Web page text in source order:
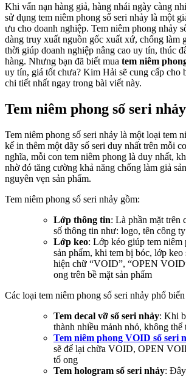
Khi vấn nạn hàng giả, hàng nhái ngày càng
sử dụng tem niêm phong số seri nhảy là một
ưu cho doanh nghiệp. Tem niêm phong nhảy
dàng truy xuất nguồn gốc xuất xứ, chống làm
thời giúp doanh nghiệp nâng cao uy tín, thúc
hàng. Nhưng bạn đã biết mua tem niêm
uy tín, giá tốt chưa? Kim Hải sẽ cung cấp cho
chi tiết nhất ngay trong bài viết này.
Tem niêm phong số seri
Tem niêm phong số seri nhảy là một loại tem
kế in thêm một dãy số seri duy nhất trên mỗi
nghĩa, mỗi con tem niêm phong là duy nhất,
nhờ đó tăng cường khả năng chống làm giả
nguyên vẹn sản phẩm.
Tem niêm phong số seri nhảy gồm:
Lớp thông tin: Là phần mặt trên
số thông tin như: logo, tên công
Lớp keo: Lớp kéo giúp tem niêm
sản phẩm, khi tem bị bóc, lớp keo
hiện chữ “VOID”, “OPEN
ong trên bề mặt sản phẩm
Các loại tem niêm phong số seri nhảy phổ
Tem decal vỡ số seri nhảy: Khi
thành nhiều mảnh nhỏ, không thể
Tem niêm phong VOID số seri
sẽ để lại chữa VOID, OPEN
tổ ong
Tem hologram số seri nhảy: